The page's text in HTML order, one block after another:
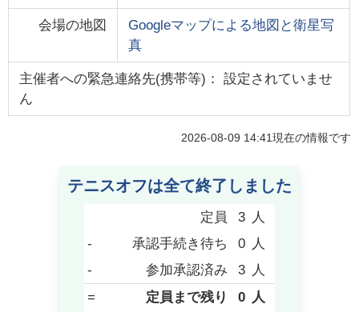
会場の地図
Googleマップによる地図と衛星写
真
主催者への緊急連絡先(携帯等)： 設定されていませ
ん
2026-08-09 14:41現在の情報です
テニスオフは全て終了しました
定員 3 人
-
承認手続き待ち 0 人
-
参加承認済み 3 人
=
定員まで残り 0 人